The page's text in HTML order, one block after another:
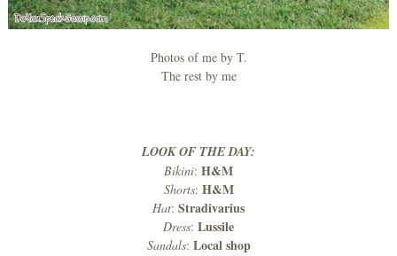
Photos of me by T.
The rest by me
LOOK OF THE DAY:
Bikini: H&M
Shorts: H&M
Hat: Stradivarius
Dress: Lussile
Sandals: Local shop